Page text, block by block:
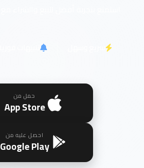
حمل من
App Store
احصل عليه من
Google Play